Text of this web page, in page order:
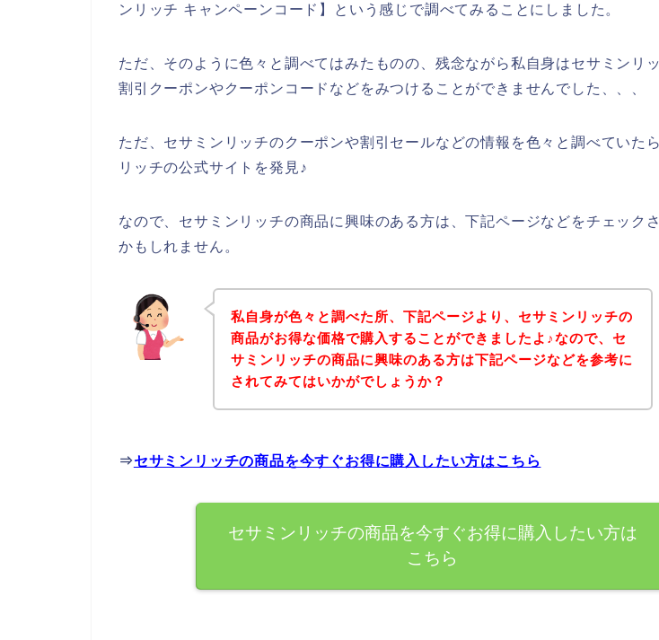
ンリッチ キャンペーンコード】という感じで調べてみることにしました。
ただ、そのように色々と調べてはみたものの、残念ながら私自身はセサミンリ
割引クーポンやクーポンコードなどをみつけることができませんでした、、、
ただ、セサミンリッチのクーポンや割引セールなどの情報を色々と調べていた
リッチの公式サイトを発見♪
なので、セサミンリッチの商品に興味のある方は、下記ページなどをチェック
かもしれません。
私自身が色々と調べた所、下記ページより、セサミンリッチの
商品がお得な価格で購入することができましたよ♪なので、セ
サミンリッチの商品に興味のある方は下記ページなどを参考に
されてみてはいかがでしょうか？
⇒セサミンリッチの商品を今すぐお得に購入したい方はこちら
セサミンリッチの商品を今すぐお得に購入したい方は
こちら